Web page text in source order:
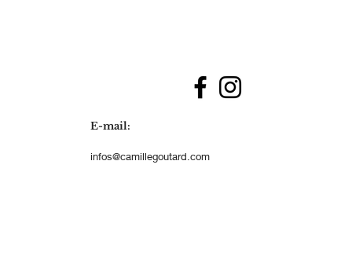
E-mail:
infos@camillegoutard.com